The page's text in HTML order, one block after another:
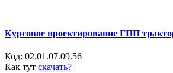
Курсовое проектирование ГПП
Код: 02.01.07.09.56
Как тут скачать?